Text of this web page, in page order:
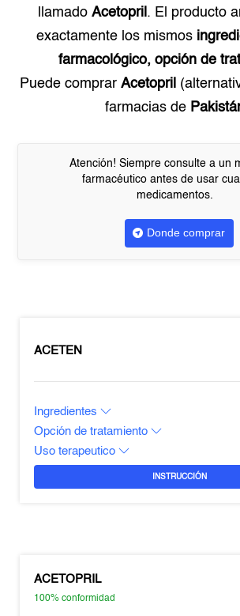
llamado Acetopril . El producto
exactamente los mismos
farmacológico, opción de
Puede comprar Acetopril
farmacias de
Atención! Siempre consulte a un
farmacéutico antes de usar
medicamentos.
Donde comprar
ACETEN
Ingredientes
Opción de tratamiento
Uso terapeutico
INSTRUCCIÓN
ACETOPRIL
100%conformidad